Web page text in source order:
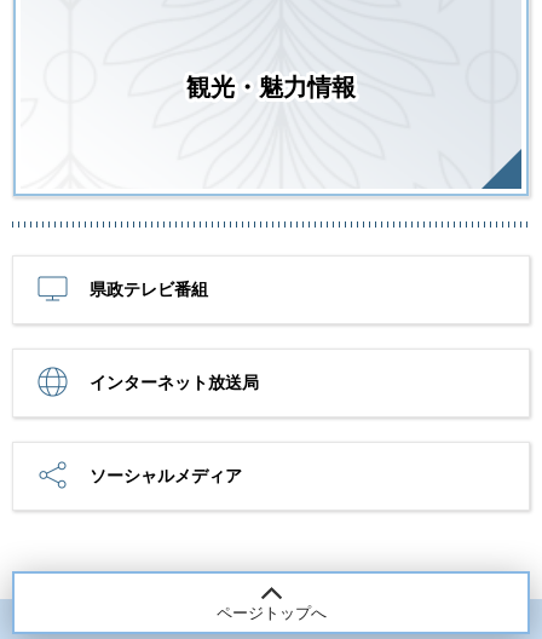
観光・魅力情報
県政テレビ番組
インターネット放送局
ソーシャルメディア
ページトップへ